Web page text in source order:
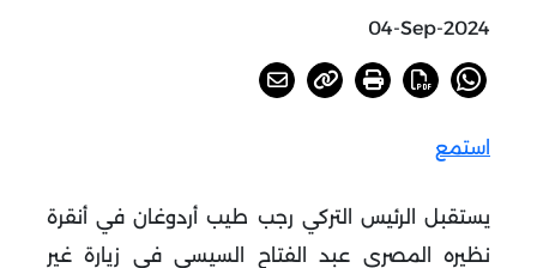
04-Sep-2024
استمع
يستقبل الرئيس التركي رجب طيب أردوغان في أنقرة
نظيره المصري عبد الفتاح السيسي في زيارة غير